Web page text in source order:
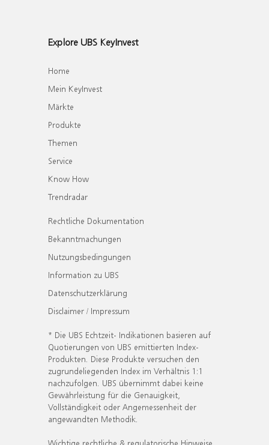
Explore UBS KeyInvest
Home
Mein KeyInvest
Märkte
Produkte
Themen
Service
Know How
Trendradar
Rechtliche Dokumentation
Bekanntmachungen
Nutzungsbedingungen
Information zu UBS
Datenschutzerklärung
Disclaimer / Impressum
* Die UBS Echtzeit- Indikationen basieren auf
Quotierungen von UBS emittierten Index-
Produkten. Diese Produkte versuchen den
zugrundeliegenden Index im Verhältnis 1:1
nachzufolgen. UBS übernimmt dabei keine
Gewährleistung für die Genauigkeit,
Vollständigkeit oder Angemessenheit der
angewandten Methodik.